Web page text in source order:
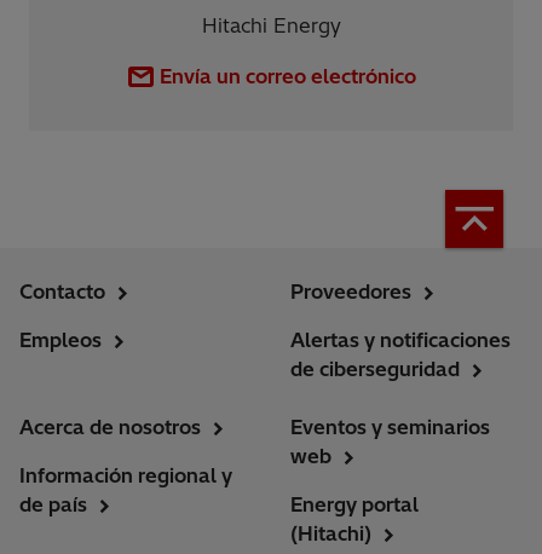
Hitachi Energy
Envía un correo electrónico
Contacto
Empleos
Proveedores
Alertas y notificaciones
de ciberseguridad
Acerca de nosotros
Información regional y
de país
Eventos y seminarios
web
Energy portal
(Hitachi)